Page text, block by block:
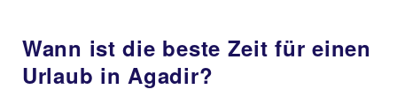
Wann ist die beste Zeit für einen
Urlaub in Agadir?